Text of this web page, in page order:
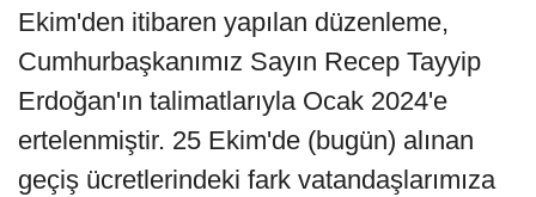
Ekim'den itibaren yapılan düzenleme,
Cumhurbaşkanımız Sayın Recep Tayyip
Erdoğan'ın talimatlarıyla Ocak 2024'e
ertelenmiştir. 25 Ekim'de (bugün) alınan
geçiş ücretlerindeki fark vatandaşlarımıza